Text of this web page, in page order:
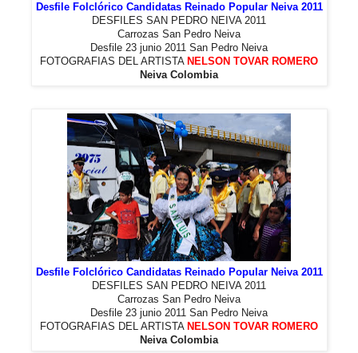
Desfile Folclórico Candidatas Reinado Popular Neiva 2011
DESFILES SAN PEDRO NEIVA 2011
Carrozas San Pedro Neiva
Desfile 23 junio 2011 San Pedro Neiva
FOTOGRAFIAS DEL ARTISTA NELSON TOVAR ROMERO
Neiva Colombia
Desfile Folclórico Candidatas Reinado Popular Neiva 2011
DESFILES SAN PEDRO NEIVA 2011
Carrozas San Pedro Neiva
Desfile 23 junio 2011 San Pedro Neiva
FOTOGRAFIAS DEL ARTISTA NELSON TOVAR ROMERO
Neiva Colombia